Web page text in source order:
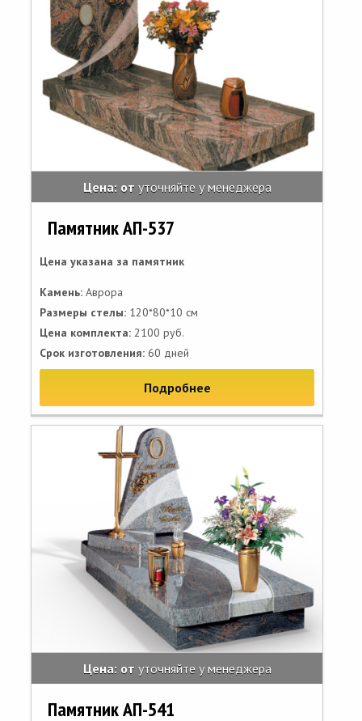
Цена: от уточняйте у менеджера
Памятник АП-537
Цена указана за памятник
Камень: Аврора
Размеры стелы: 120*80*10 см
Цена комплекта: 2100 руб.
Срок изготовления: 60 дней
Подробнее
Цена: от уточняйте у менеджера
Памятник АП-541